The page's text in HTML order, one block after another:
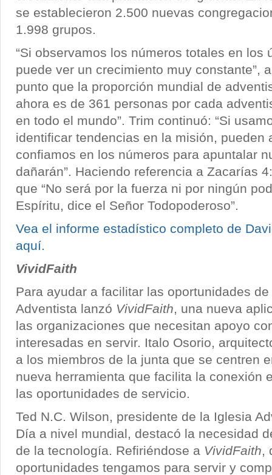
se establecieron 2.500 nuevas
1.998 grupos.
“Si observamos los números totales en los
puede ver un crecimiento muy constante”,
punto que la proporción mundial de
ahora es de 361 personas por cada
en todo el mundo”. Trim continuó: “Si
identificar tendencias en la misión, pueden
confiamos en los números para apuntalar
dañarán”. Haciendo referencia a Zacarías
que “No será por la fuerza ni por ningún
Espíritu, dice el Señor Todopoderoso”.
Vea el informe estadístico completo de
aquí.
VividFaith
Para ayudar a facilitar las oportunidades
Adventista lanzó VividFaith, una nueva
las organizaciones que necesitan apoyo
interesadas en servir. Italo Osorio,
a los miembros de la junta que se centren
nueva herramienta que facilita la conexión
las oportunidades de servicio.
Ted N.C. Wilson, presidente de la Iglesia
Día a nivel mundial, destacó la necesidad
de la tecnología. Refiriéndose a VividFaith,
oportunidades tengamos para servir y